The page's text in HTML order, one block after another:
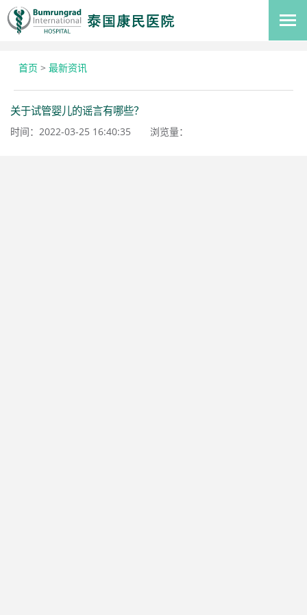
首页 > 最新资讯
关于试管婴儿的谣言有哪些？
时间：2022-03-25 16:40:35 浏览量：